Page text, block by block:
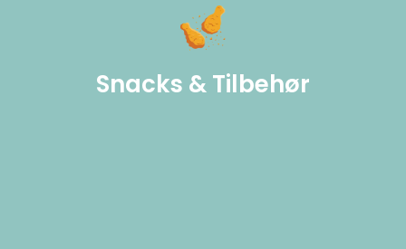
Snacks & Tilbehør